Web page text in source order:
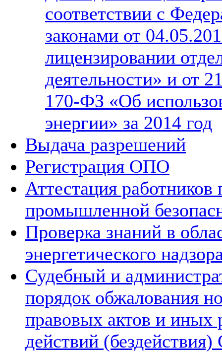
соответствии с
законами от
лицензировании
деятельности» и от
170-ФЗ «Об
энергии» за 2014 год
Выдача разрешений
Регистрация ОПО
Аттестация работников
промышленной
Проверка знаний в
энергетического
Судебный и
порядок обжалования
правовых актов и иных
действий (бездействия)